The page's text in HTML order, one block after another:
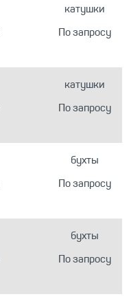
катушки
По запросу
катушки
По запросу
бухты
По запросу
бухты
По запросу